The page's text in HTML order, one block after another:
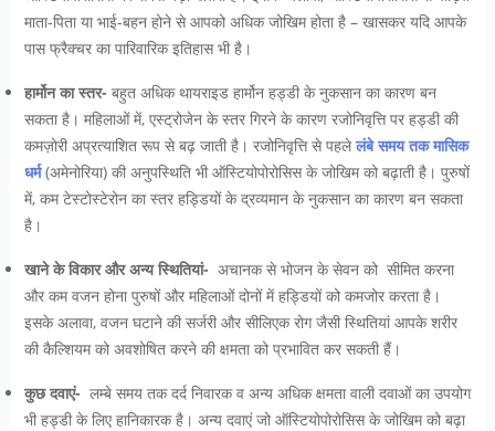
माता-पिता या भाई-बहन होने से आपको अधिक जोखिम होता है – खासकर यदि आपके
पास फ्रैक्चर का पारिवारिक इतिहास भी है।
हार्मोन का स्तर- बहुत अधिक थायराइड हार्मोन हड्डी के नुकसान का कारण बन
सकता है। महिलाओं में, एस्ट्रोजेन के स्तर गिरने के कारण रजोनिवृत्ति पर हड्डी की
कमज़ोरी अप्रत्याशित रूप से बढ़ जाती है। रजोनिवृत्ति से पहलेलंबे समय तक मासिक
धर्म(अमेनोरिया) की अनुपस्थिति भी ऑस्टियोपोरोसिस के जोखिम को बढ़ाती है। पुरुषों
में, कम टेस्टोस्टेरोन का स्तर हड्डियों के द्रव्यमान के नुकसान का कारण बन सकता
है।
खाने के विकार और अन्य स्थितियां- अचानक से भोजन के सेवन को सीमित करना
और कम वजन होना पुरुषों और महिलाओं दोनों में हड्डियों को कमजोर करता है।
इसके अलावा, वजन घटाने की सर्जरी और सीलिएक रोग जैसी स्थितियां आपके शरीर
की कैल्शियम को अवशोषित करने की क्षमता को प्रभावित कर सकती हैं।
कुछ दवाएं- लम्बे समय तक दर्द निवारक व अन्य अधिक क्षमता वाली दवाओं का उपयोग
भी हड्डी के लिए हानिकारक है। अन्य दवाएं जो ऑस्टियोपोरोसिस के जोखिम को बढ़ा